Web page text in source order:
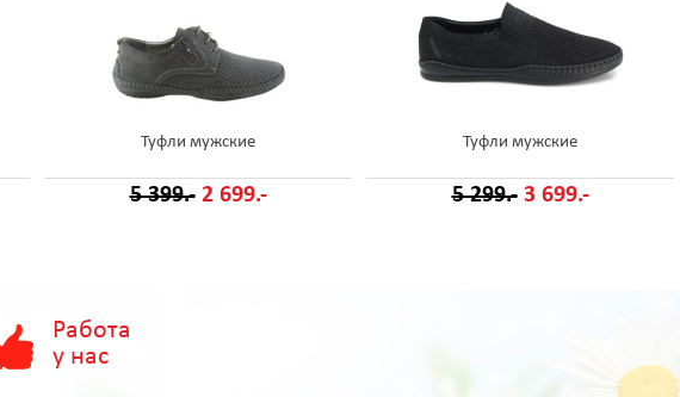
Туфли мужские
5 399.- 2 699.-
Туфли мужские
5 299.- 3 699.-
Работа
у нас